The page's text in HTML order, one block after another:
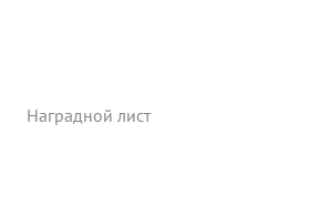
Наградной лист